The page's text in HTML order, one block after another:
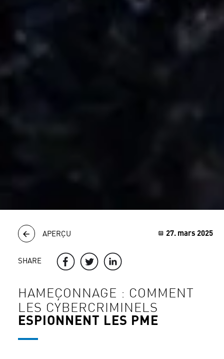
APERÇU
SHARE
27. mars 2025
HAMEÇONNAGE : COMMENT
LES CYBERCRIMINELS
ESPIONNENT LES PME